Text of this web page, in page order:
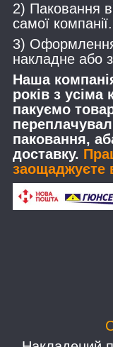
2) Паковання
самої компанії.
3)
накладне або
Наша
років з
пакуємо
паковання,
доставку.
заощаджуєте